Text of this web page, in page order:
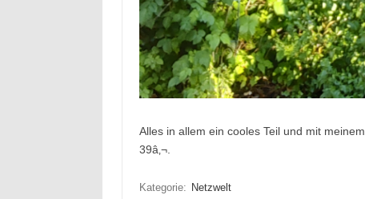
Alles in allem ein cooles Teil und mit meinem
39â‚¬.
Kategorie: Netzwelt